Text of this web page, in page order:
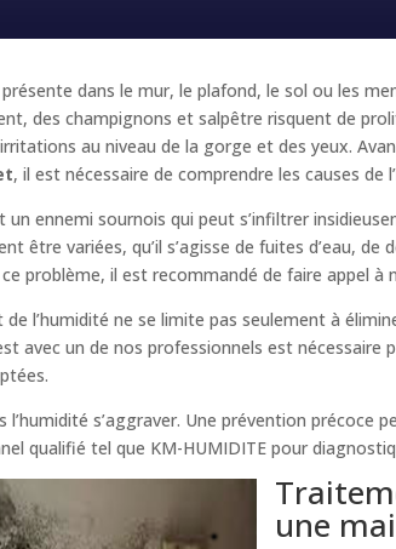
dans le mur, le plafond, le sol ou les
des champignons et salpêtre risquent de
au niveau de la gorge et des yeux.
, il est nécessaire de comprendre les causes
un ennemi sournois qui peut s’infiltrer
être variées, qu’il s’agisse de fuites d’eau,
problème, il est recommandé de faire appel à
l’humidité ne se limite pas seulement à
avec un de nos professionnels est
l’humidité s’aggraver. Une prévention
qualifié tel que KM-HUMIDITE pour
une